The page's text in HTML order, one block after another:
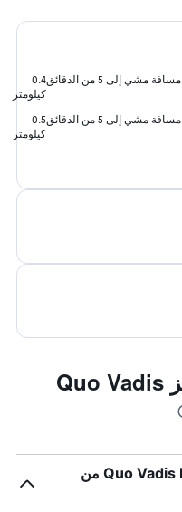
مسافة مشي إلى 5 من الدقائق
0.4
كيلومتر
مسافة مشي إلى 5 من الدقائق
0.5
كيلومتر
الأسئلة الشائعة عند حجز Quo Vadis
ما مدى قرب Quo Vadis Bed and Breakfast من